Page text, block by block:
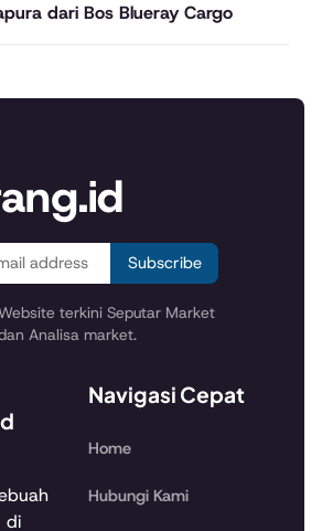
dari Bos Blueray Cargo
Subscribe
terkini Seputar Market
Analisa market.
di
Navigasi Cepat
Home
Hubungi Kami